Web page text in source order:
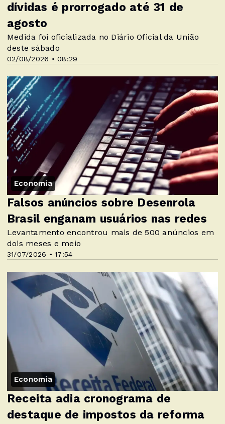
02/08/2026 • 08:29
dívidas é prorrogado até 31 de
agosto
Medida foi oficializada no Diário Oficial da União
deste sábado
Economia
31/07/2026 • 17:54
Falsos anúncios sobre Desenrola
Brasil enganam usuários nas redes
Levantamento encontrou mais de 500 anúncios em
dois meses e meio
Economia
Receita adia cronograma de
destaque de impostos da reforma